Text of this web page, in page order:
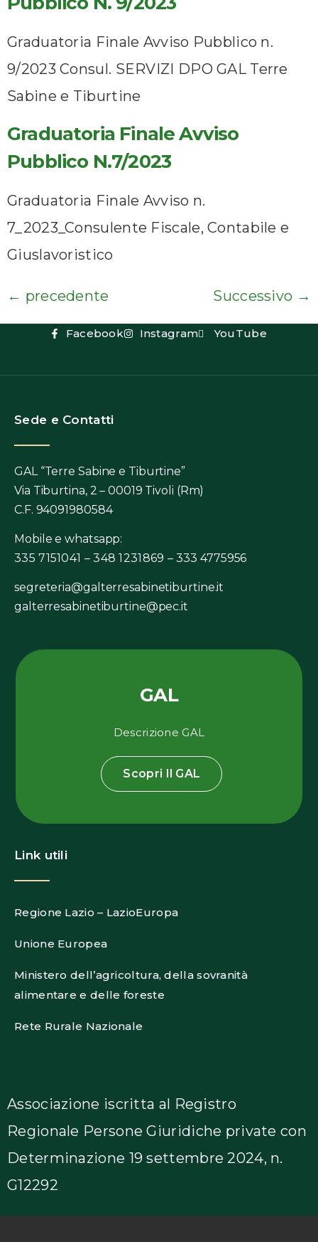
Graduatoria Finale Avviso Pubblico n.
9/2023 Consul. SERVIZI DPO GAL Terre
Sabine e Tiburtine
Graduatoria Finale Avviso
Pubblico N.7/2023
Graduatoria Finale Avviso n.
7_2023_Consulente Fiscale, Contabile e
Giuslavoristico
← precedente Successivo →
Facebook Instagram YouTube
Sede e Contatti
GAL “Terre Sabine e Tiburtine”
Via Tiburtina, 2 – 00019 Tivoli (Rm)
C.F. 94091980584
Mobile e whatsapp:
335 7151041 – 348 1231869 –333 4775956
segreteria@galterresabinetiburtine.it
galterresabinetiburtine@pec.it
GAL
Descrizione GAL
Scopri Il GAL
Link utili
Regione Lazio – LazioEuropa
Unione Europea
Ministero dell’agricoltura, della sovranità
alimentare e delle foreste
Rete Rurale Nazionale
Associazione iscritta al Registro
Regionale Persone Giuridiche private con
Determinazione 19 settembre 2024, n.
G12292